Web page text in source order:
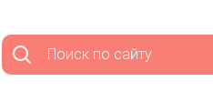
Поиск по сайту